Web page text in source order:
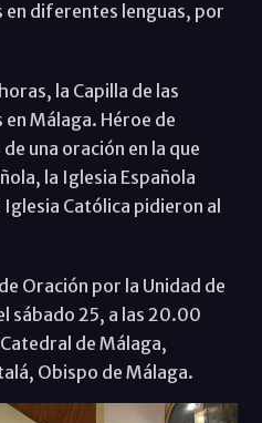
diferentes lenguas, por
la Capilla de las
Málaga. Héroe de
una oración en la que
la Iglesia Española
Católica pidieron al
Oración por la Unidad de
sábado 25, a las 20.00
de Málaga,
Obispo de Málaga.